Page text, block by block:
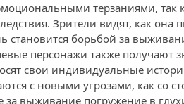
терзаниями, так
Зрители видят, как она
становится борьбой за
персонажи также получают
свои индивидуальные
с новыми угрозами, как со
за выживание погружение в